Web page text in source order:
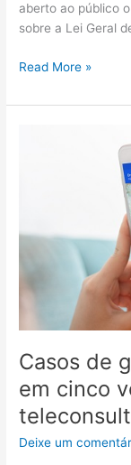
aberto ao público
sobre a Lei Geral
Read More »
Casos de
em cinco
Deixe um
aumentam
cinco
vezes
volume
de
teleconsultas
da
DOC24
Brasil